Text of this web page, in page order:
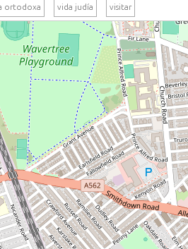
ortodoxa vida judía visitar